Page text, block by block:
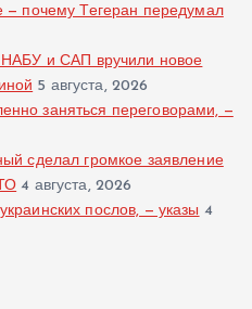
— почему Тегеран передумал
НАБУ и САП вручили новое
5 августа, 2026
заняться переговорами, —
сделал громкое заявление
4 августа, 2026
послов, — указы 4